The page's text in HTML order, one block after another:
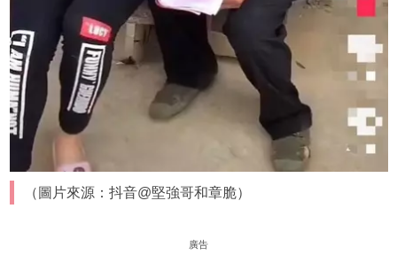
（圖片來源：抖音@堅強哥和章脆）
廣告